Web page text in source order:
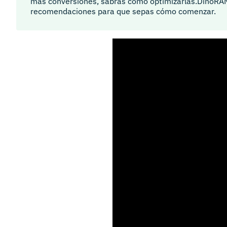
recomendaciones para que sepas cómo comenzar.